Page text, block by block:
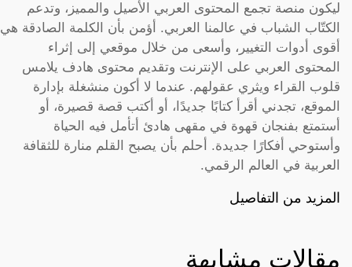
ليكون منصة تجمع المحتوى العربي الأصيل والمميز، وتدعم
الكتّاب الشباب في عالمنا العربي. أؤمن بأن الكلمة الصادقة هي
أقوى أدوات التغيير، وأسعى من خلال موقعي إلى إثراء
المحتوى العربي على الإنترنت وتقديم محتوى هادف يلامس
قلوب القراء ويثري عقولهم. عندما لا أكون منشغلة بإدارة
الموقع، تجدني أقرأ كتابًا جديدًا، أو أكتب قصة قصيرة، أو
أستمتع بفنجان قهوة في مقهى هادئ أتأمل فيه الحياة
وأستوحي أفكارًا جديدة. أحلم بأن يصبح القلم منارة للثقافة
العربية في العالم الرقمي.
المزيد من التفاصيل
مقالات مشابهة